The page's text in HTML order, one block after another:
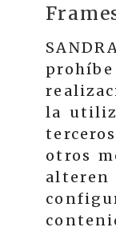
la
otros
alteren